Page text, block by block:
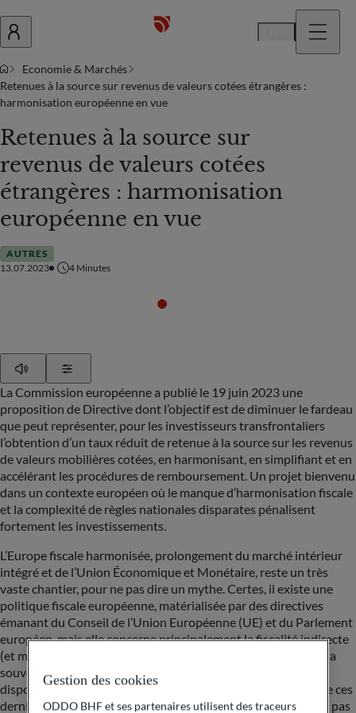
Economie & Marchés
Retenues à la source sur revenus de valeurs cotées étrangères :
harmonisation européenne en vue
Retenues à la source sur
revenus de valeurs cotées
étrangères : harmonisation
européenne en vue
AUTRES
13.07.2023
4 Minutes
La Commission européenne a publié le 19 juin 2023 une
proposition de Directive dont l’objectif est de diminuer le fardeau
que peut représenter, pour les investisseurs transfrontaliers
l’obtention d’un taux réduit de retenue à la source sur les revenus
de valeurs mobilières cotées, en harmonisant, en simplifiant et en
accélérant les procédures de remboursement. Un projet bienvenu
dans un contexte européen où le manque d’harmonisation fiscale
et la complexité de règles nationales disparates pénalisent
fortement les investissements.
L’Europe fiscale harmonisée, prolongement du marché intérieur
intégré et de l’Union Économique et Monétaire, reste un très
vaste chantier, pour ne pas dire un mythe. Certes, il existe une
politique fiscale européenne, matérialisée par des directives
émanant du Conseil de l’Union Européenne (UE) et du Parlement
européen, mais elle concerne principalement la fiscalité indirecte
(et moins la fiscalité directe) et laisse encore une large part à la
souveraineté fiscale des États membres. Les principales
dispositions législatives, réglementaires et administratives de ces
derniers restent très peu harmonisées, quand elles ne se font pas
Gestion des cookies
ODDO BHF et ses partenaires utilisent des traceurs